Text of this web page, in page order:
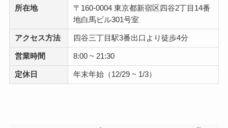
所在地
〒160-0004 東京都新宿区四谷2丁目14番
地白馬ビル301号室
アクセス方法 四谷三丁目駅3番出口より徒歩4分
営業時間 8:00 ~ 21:30
定休日 年末年始（12/29 ~ 1/3）